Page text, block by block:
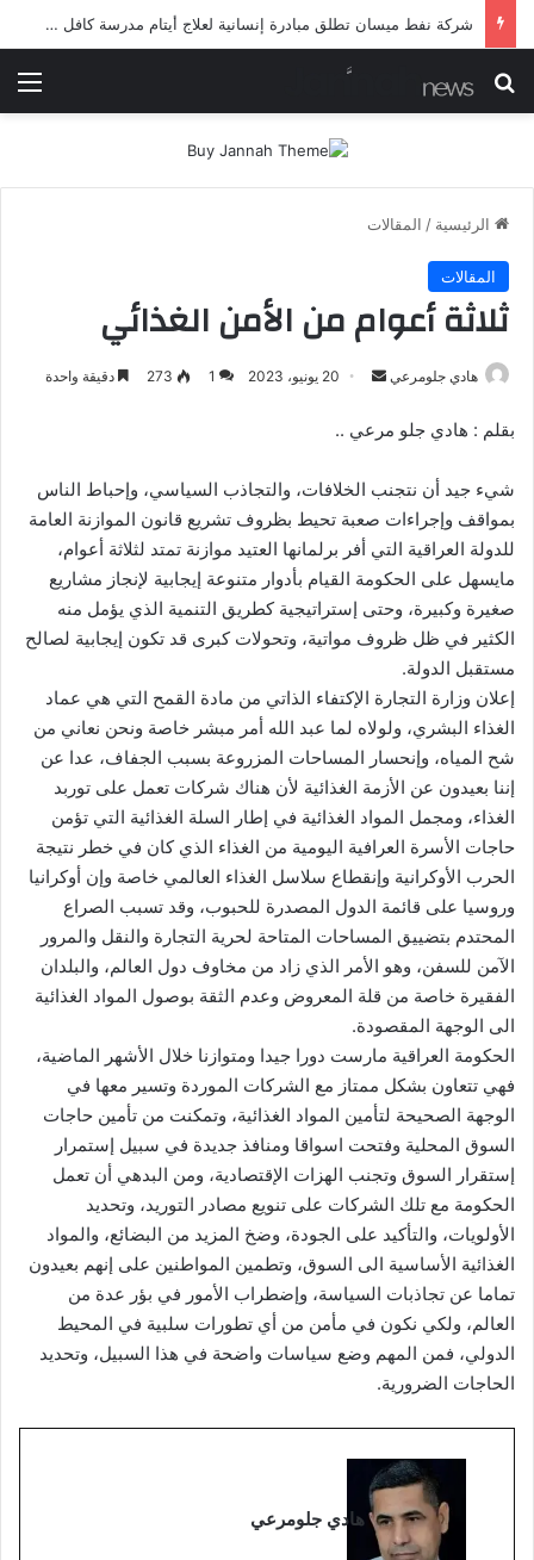
شرطة ميسان تلقي القبض على مطلقي العيارات النارية أثناء تشييع جنائزي في العمارة
بحث عن
الرئيسية / المقالات
المقالات
ثلاثة أعوام من الأمن الغذائي
هادي جلومرعي
أرسل
إلكترونيا
20 يونيو، 2023 1
273 دقيقة واحدة
بقلم : هادي جلو مرعي ..
شيء جيد أن نتجنب الخلافات، والتجاذب السياسي، وإحباط الناس
بمواقف وإجراءات صعبة تحيط بظروف تشريع قانون الموازنة العامة
للدولة العراقية التي أفر برلمانها العتيد موازنة تمتد لثلاثة أعوام،
مايسهل على الحكومة القيام بأدوار متنوعة إيجابية لإنجاز مشاريع
صغيرة وكبيرة، وحتى إستراتيجية كطريق التنمية الذي يؤمل منه
الكثير في ظل ظروف مواتية، وتحولات كبرى قد تكون إيجابية لصالح
مستقبل الدولة.
‏إعلان وزارة التجارة الإكتفاء الذاتي من مادة القمح التي هي عماد
الغذاء البشري، ولولاه لما عبد الله أمر مبشر خاصة ونحن نعاني من
شح المياه، وإنحسار المساحات المزروعة بسبب الجفاف، عدا عن
إننا بعيدون عن الأزمة الغذائية لأن هناك شركات تعمل على توربد
الغذاء، ومجمل المواد الغذائية في إطار السلة الغذائية التي تؤمن
حاجات الأسرة العرافية اليومية من الغذاء الذي كان في خطر نتيجة
الحرب الأوكرانية وإنقطاع سلاسل الغذاء العالمي خاصة وإن أوكرانيا
وروسيا على قائمة الدول المصدرة للحبوب، وقد تسبب الصراع
المحتدم بتضييق المساحات المتاحة لحرية التجارة والنقل والمرور
الآمن للسفن، وهو الأمر الذي زاد من مخاوف دول العالم، والبلدان
الفقيرة خاصة من قلة المعروض وعدم الثقة بوصول المواد الغذائية
الى الوجهة المقصودة.
‏الحكومة العراقية مارست دورا جيدا ومتوازنا خلال الأشهر الماضية،
فهي تتعاون بشكل ممتاز مع الشركات الموردة وتسير معها في
الوجهة الصحيحة لتأمين المواد الغذائية، وتمكنت من تأمين حاجات
السوق المحلية وفتحت اسواقا ومنافذ جديدة في سبيل إستمرار
إستقرار السوق وتجنب الهزات الإقتصادية، ومن البدهي أن تعمل
الحكومة مع تلك الشركات على تنويع مصادر التوريد، وتحديد
الأولويات، والتأكيد على الجودة، وضخ المزيد من البضائع، والمواد
الغذائية الأساسية الى السوق، وتطمين المواطنين على إنهم بعيدون
تماما عن تجاذبات السياسة، وإضطراب الأمور في بؤر عدة من
العالم، ولكي نكون في مأمن من أي تطورات سلبية في المحيط
الدولي، فمن المهم وضع سياسات واضحة في هذا السبيل، وتحديد
الحاجات الضرورية.
هادي جلومرعي